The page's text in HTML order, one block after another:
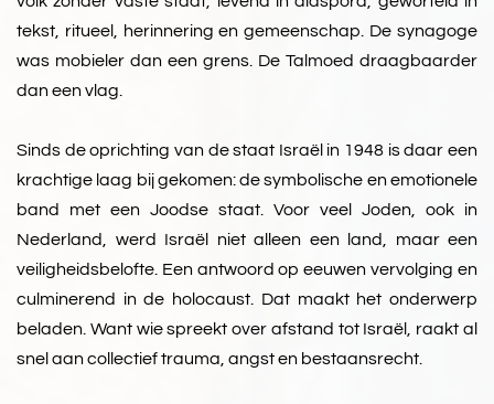
tekst, ritueel, herinnering en gemeenschap. De synagoge
was mobieler dan een grens. De Talmoed draagbaarder
dan een vlag.
Sinds de oprichting van de staat Israël in 1948 is daar een
krachtige laag bij gekomen: de symbolische en emotionele
band met een Joodse staat. Voor veel Joden, ook in
Nederland, werd Israël niet alleen een land, maar een
veiligheidsbelofte. Een antwoord op eeuwen vervolging en
culminerend in de holocaust. Dat maakt het onderwerp
beladen. Want wie spreekt over afstand tot Israël, raakt al
snel aan collectief trauma, angst en bestaansrecht.